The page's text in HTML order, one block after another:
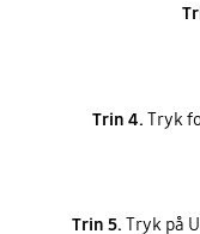
Trin 4. Tryk
Trin 5. Tryk på